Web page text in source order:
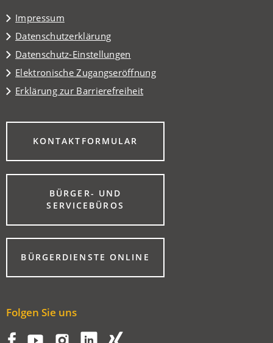
Impressum
Datenschutzerklärung
Datenschutz-Einstellungen
Elektronische Zugangseröffnung
Erklärung zur Barrierefreiheit
KONTAKTFORMULAR
(ÖFFNET
NEUEN
BÜRGER- UND
SERVICEBÜROS
(ÖFFNET
EINEM
NEUEN
TAB)BÜRGERDIENSTE ONLINE
(ÖFFNET
EINEM
Folgen Sie uns